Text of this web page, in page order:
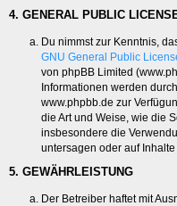
4. GENERAL PUBLIC
Du nimmst zur Kenntnis,
GNU General Public
von phpBB Limited
Informationen werden
www.phpbb.de zur
die Art und Weise, wie die
insbesondere die
untersagen oder auf
5. GEWÄHRLEISTUNG
Der Betreiber haftet mit